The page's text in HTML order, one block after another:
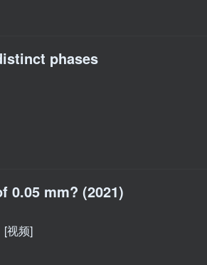
phases
0.05 mm? (2021)
[视频]